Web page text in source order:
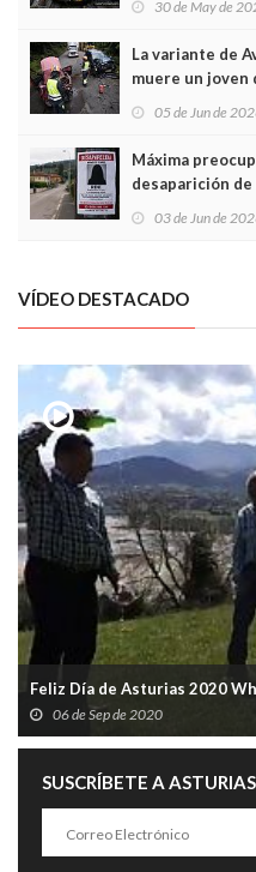
30 de May de
La variante de
muere un joven
frontal
05 de Jun de
Máxima
desaparición de
03 de Jun de
VÍDEO DESTACADO
Feliz Día de Asturias 2020
06 de Sep de 2020
SUSCRÍBETE A